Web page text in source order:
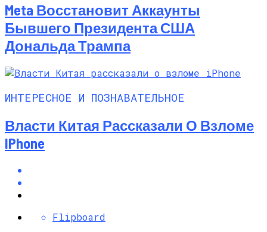
Meta Восстановит Аккаунты
Бывшего Президента США
Дональда Трампа
ИНТЕРЕСНОЕ И ПОЗНАВАТЕЛЬНОЕ
Власти Китая Рассказали О Взломе
IPhone
Flipboard